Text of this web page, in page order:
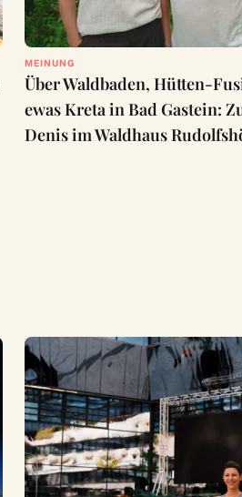
MEINUNG
Über Waldbaden, Hütten-
ewas Kreta in Bad Gastein:
Denis im Waldhaus